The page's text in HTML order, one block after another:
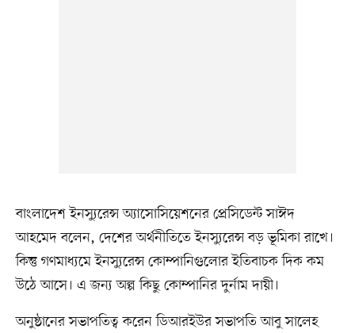
বাংলাদেশ ইনস্যুরেন্স অ্যাসোসিয়েশনের প্রেসিডেন্ট সাঈদ
আহমেদ বলেন, দেশের অর্থনীতিতে ইনস্যুরেন্স বড় ভূমিকা রাখে।
কিন্তু গণমাধ্যমে ইনস্যুরেন্স কোম্পানিগুলোর ইতিবাচক দিক কম
উঠে আসে। এ জন্য অল্প কিছু কোম্পানির দুর্নাম দায়ী।
অনুষ্ঠানের সভাপতিত্ব করেন ডিআরইউর সভাপতি আবু সালেহ